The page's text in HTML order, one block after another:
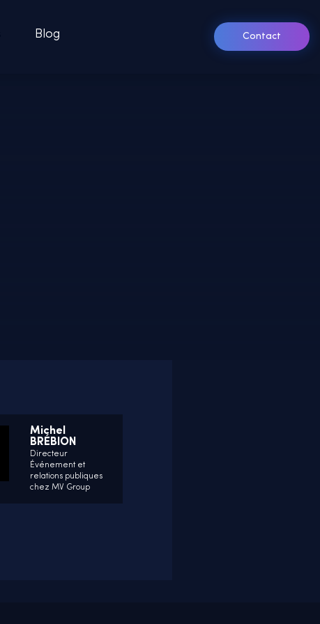
Blog Contact
Michel
BRÉBION
Directeur
Événement et
relations publiques
chez MV Group